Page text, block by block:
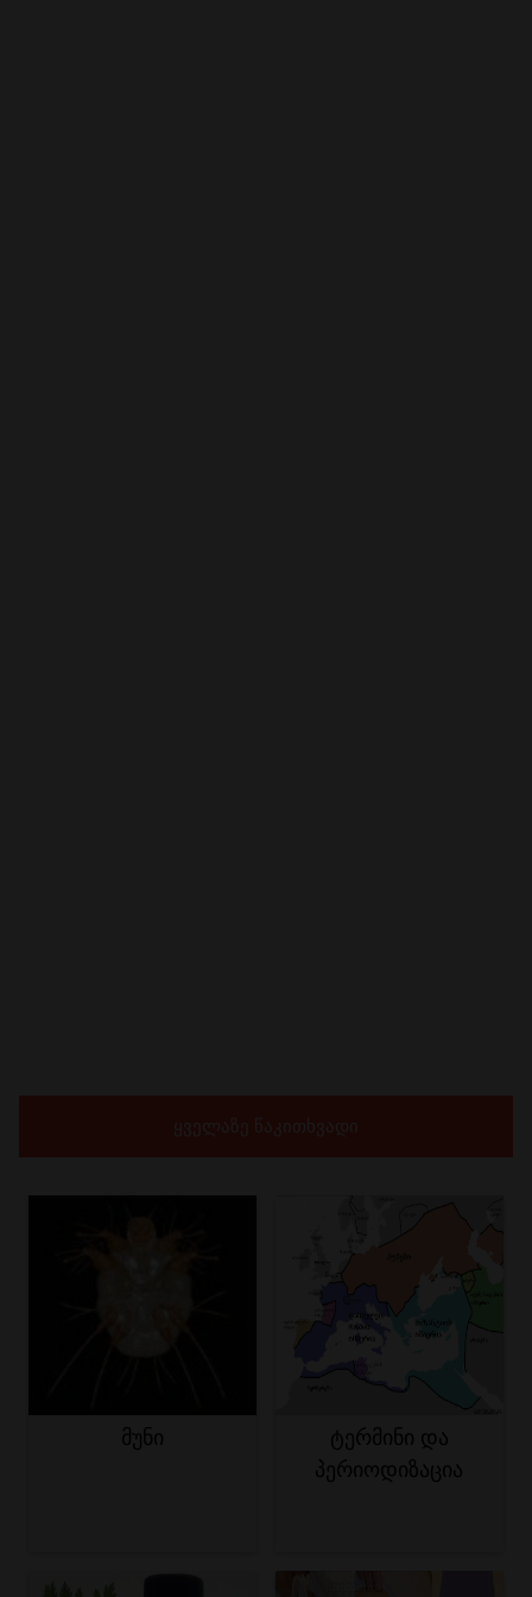
მუნი
ტერმინი და
პერიოდიზაცია